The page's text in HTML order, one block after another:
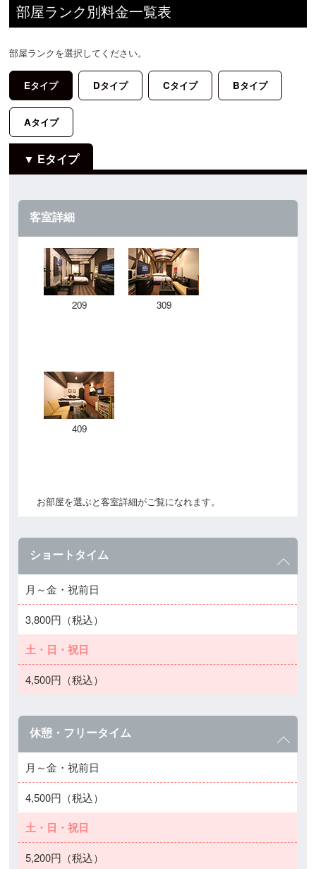
部屋ランク別料金一覧表
部屋ランクを選択してください。
Eタイプ Dタイプ Cタイプ Bタイプ
Aタイプ
Eタイプ
客室詳細
209 309
409
お部屋を選ぶと客室詳細がご覧になれます。
ショートタイム
月～金・祝前日
3,800円（税込）
土・日・祝日
4,500円（税込）
休憩・フリータイム
月～金・祝前日
4,500円（税込）
土・日・祝日
5,200円（税込）